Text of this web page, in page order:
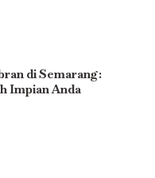
di Semarang:
Impian Anda